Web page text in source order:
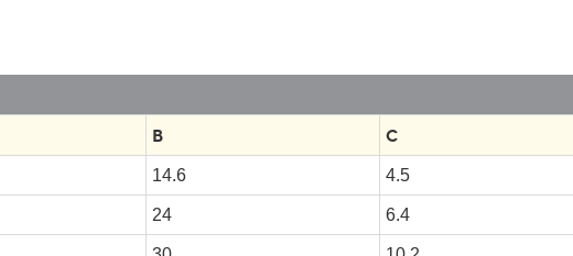
B C
14.6 4.5
24 6.4